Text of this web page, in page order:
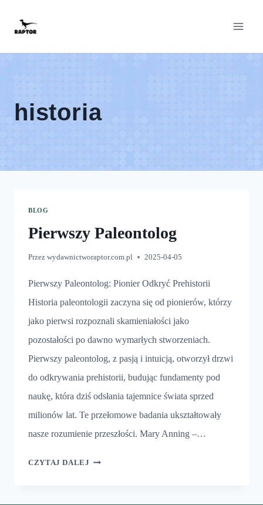
historia
BLOG
Pierwszy Paleontolog
Przez wydawnictworaptor.com.pl 2025-04-05
Pierwszy Paleontolog: Pionier Odkryć Prehistorii
Historia paleontologii zaczyna się od pionierów, którzy
jako pierwsi rozpoznali skamieniałości jako
pozostałości po dawno wymarłych stworzeniach.
Pierwszy paleontolog, z pasją i intuicją, otworzył drzwi
do odkrywania prehistorii, budując fundamenty pod
naukę, która dziś odsłania tajemnice świata sprzed
milionów lat. Te przełomowe badania ukształtowały
nasze rozumienie przeszłości. Mary Anning –…
CZYTAJ DALEJ PIERWSZY